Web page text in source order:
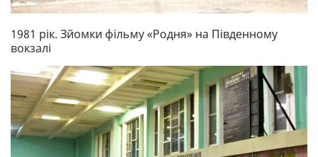
1981 рік. Зйомки фільму «Родня» на Південному
вокзалі